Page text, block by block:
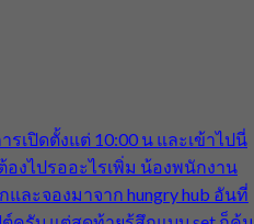
ละจองมาจาก hungry hub อันที่
ครับ แต่สุดท้ายรู้สึกแบบ set ก็คุ้ม